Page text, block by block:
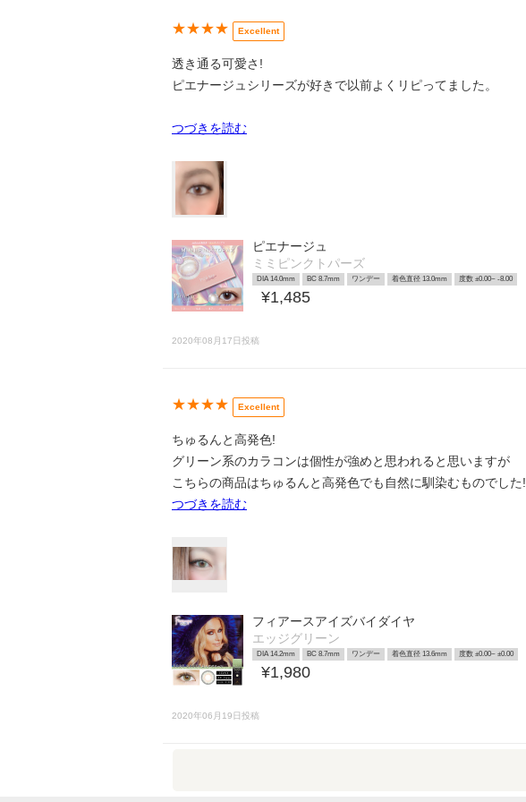
★★★★ Excellent
透き通る可愛さ!
ピエナージュシリーズが好きで以前よくリピってました。
つづきを読む
ピエナージュ
ミミピンクトパーズ
DIA 14.0mm BC 8.7mm ワンデー 着色直径 13.0mm 度数 ±0.00~ -8.00
¥1,485
2020年08月17日投稿
★★★★ Excellent
ちゅるんと高発色!
グリーン系のカラコンは個性が強めと思われると思いますが
こちらの商品はちゅるんと高発色でも自然に馴染むものでした!
つづきを読む
フィアースアイズバイダイヤ
エッジグリーン
DIA 14.2mm BC 8.7mm ワンデー 着色直径 13.6mm 度数 ±0.00~ ±0.00
¥1,980
2020年06月19日投稿